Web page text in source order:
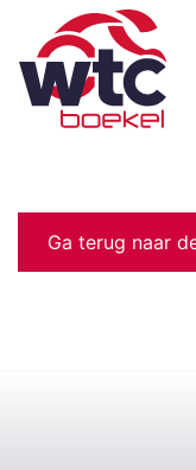
Ga terug naar